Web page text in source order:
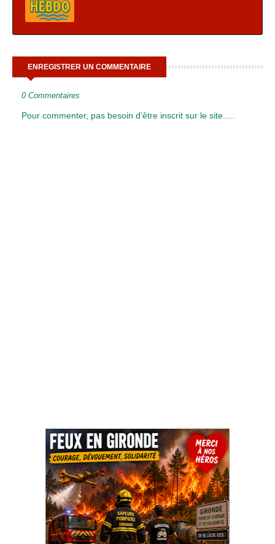
ENREGISTRER UN COMMENTAIRE
0 Commentaires
Pour commenter, pas besoin d’être inscrit sur le site.....